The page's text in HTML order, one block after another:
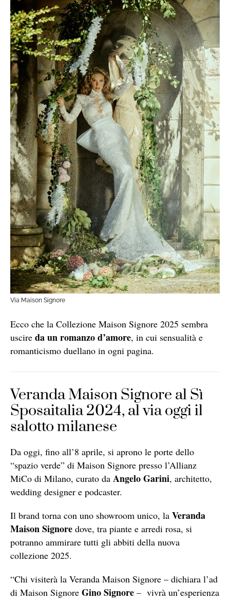
Via Maison Signore
Ecco che la Collezione Maison Signore 2025 sembra
uscire da un romanzo d’amore, in cui sensualità e
romanticismo duellano in ogni pagina.
Veranda Maison Signore al Sì
Sposaitalia 2024, al via oggi il
salotto milanese
Da oggi, fino all’8 aprile, si aprono le porte dello
“spazio verde” di Maison Signore presso l’Allianz
MiCo di Milano, curato da Angelo Garini, architetto,
wedding designer e podcaster.
Il brand torna con uno showroom unico, la Veranda
Maison Signore dove, tra piante e arredi rosa, si
potranno ammirare tutti gli abbiti della nuova
collezione 2025.
“Chi visiterà la Veranda Maison Signore – dichiara l’ad
di Maison Signore Gino Signore – vivrà un’esperienza